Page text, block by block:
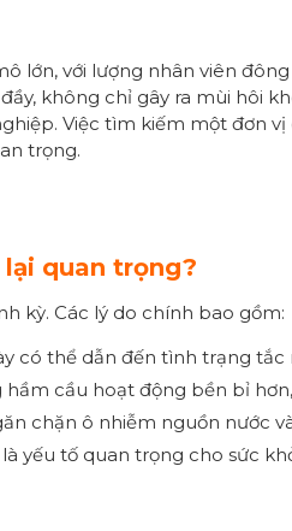
lớn, với lượng nhân viên
không chỉ gây ra mùi hôi
Việc tìm kiếm một đơn
trọng.
lại quan trọng?
kỳ. Các lý do chính bao gồm:
thể dẫn đến tình trạng tắc
cầu hoạt động bền bỉ
chặn ô nhiễm nguồn nước
yếu tố quan trọng cho sức